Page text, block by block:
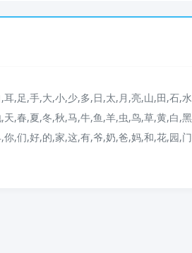
,足,手,大,小,少,多,日,太,月,亮,山,田,石,
,春,夏,冬,秋,马,牛,鱼,羊,虫,鸟,草,黄,白,
,们,好,的,家,这,有,爷,奶,爸,妈,和,花,园,